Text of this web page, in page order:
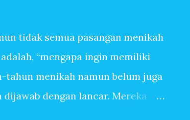
tidak semua pasangan menikah
“mengapa ingin memiliki
tahun menikah namun belum juga
dengan lancar. Mereka